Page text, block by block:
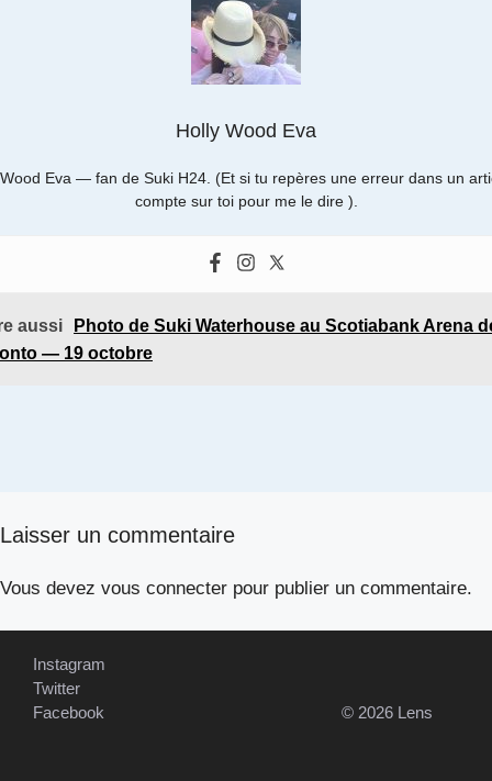
Holly Wood Eva
Eva — fan de Suki H24. (Et si tu repères une erreur dans un
compte sur toi pour me le dire ).
aussi
Photo de Suki Waterhouse au Scotiabank Arena
— 19 octobre
Laisser un commentaire
Vous devez vous connecter pour publier un commentaire.
Instagram
Twitter
Facebook
© 2026 Lens